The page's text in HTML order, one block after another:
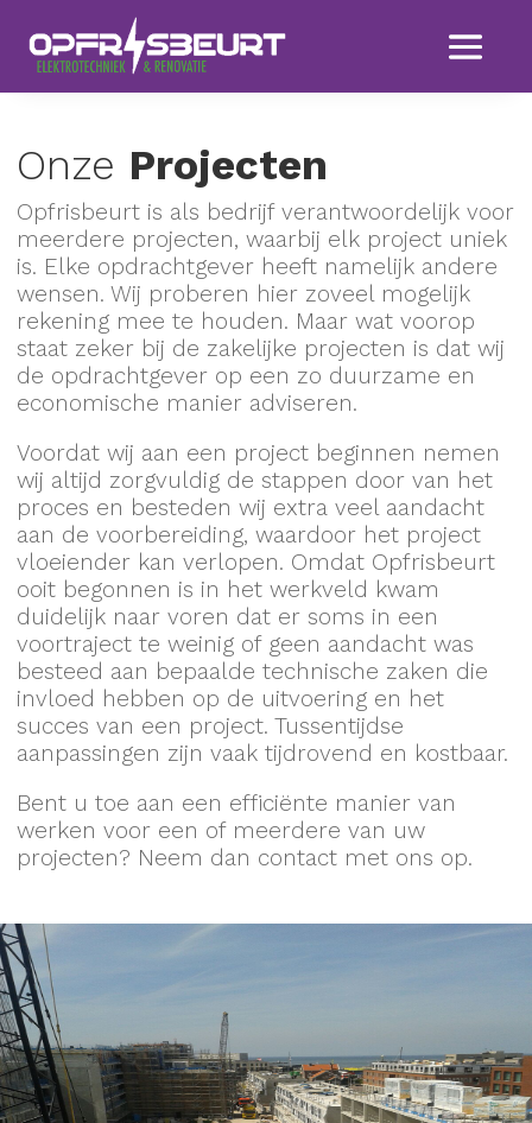
Onze Projecten
Opfrisbeurt is als bedrijf verantwoordelijk voor
meerdere projecten, waarbij elk project uniek
is. Elke opdrachtgever heeft namelijk andere
wensen. Wij proberen hier zoveel mogelijk
rekening mee te houden. Maar wat voorop
staat zeker bij de zakelijke projecten is dat wij
de opdrachtgever op een zo duurzame en
economische manier adviseren.
Voordat wij aan een project beginnen nemen
wij altijd zorgvuldig de stappen door van het
proces en besteden wij extra veel aandacht
aan de voorbereiding, waardoor het project
vloeiender kan verlopen. Omdat Opfrisbeurt
ooit begonnen is in het werkveld kwam
duidelijk naar voren dat er soms in een
voortraject te weinig of geen aandacht was
besteed aan bepaalde technische zaken die
invloed hebben op de uitvoering en het
succes van een project. Tussentijdse
aanpassingen zijn vaak tijdrovend en kostbaar.
Bent u toe aan een efficiënte manier van
werken voor een of meerdere van uw
projecten? Neem dan contact met ons op.